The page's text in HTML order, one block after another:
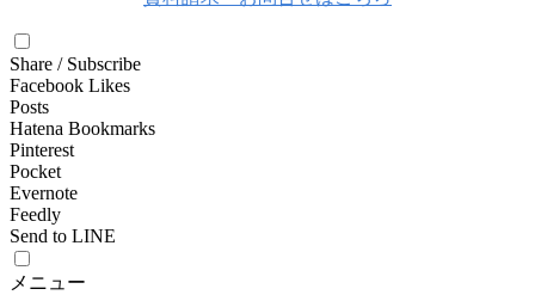
Share / Subscribe
Facebook Likes
Posts
Hatena Bookmarks
Pinterest
Pocket
Evernote
Feedly
Send to LINE
メニュー